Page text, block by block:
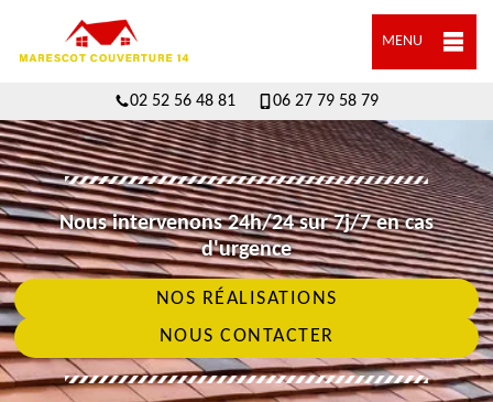
MENU
02 52 56 48 81 06 27 79 58 79
Nous intervenons 24h/24 sur 7j/7 en cas
d'urgence
NOS RÉALISATIONS
NOUS CONTACTER